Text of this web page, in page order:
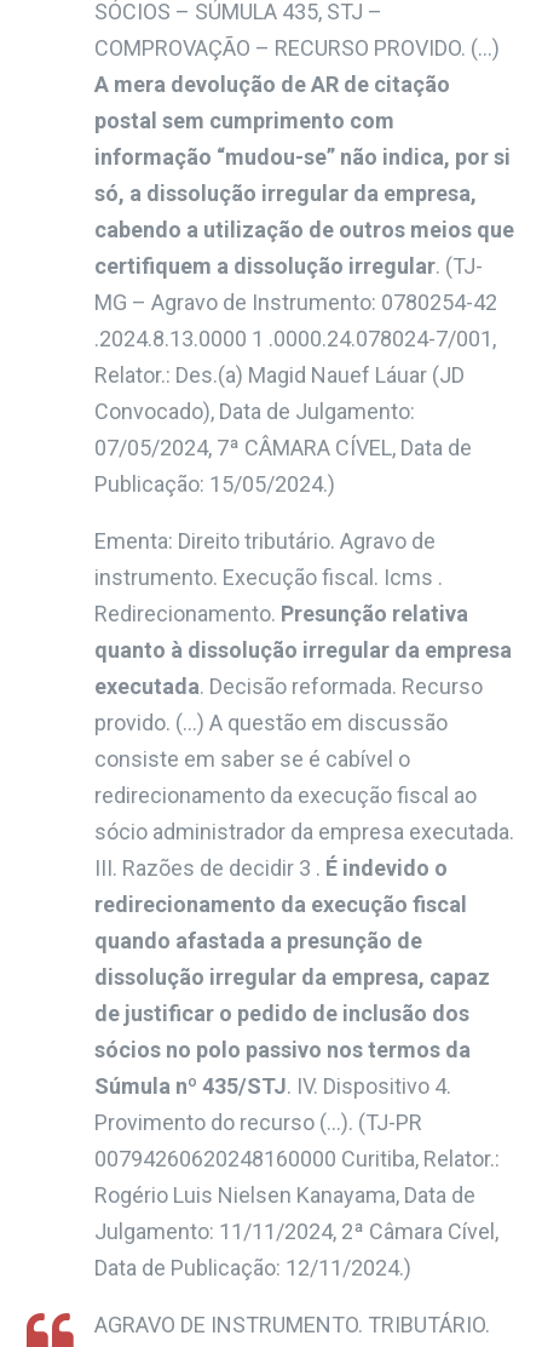
SÓCIOS – SÚMULA 435, STJ –
COMPROVAÇÃO – RECURSO PROVIDO. (…)
A mera devolução de AR de citação
postal sem cumprimento com
informação “mudou-se” não indica, por si
só, a dissolução irregular da empresa,
cabendo a utilização de outros meios que
certifiquem a dissolução irregular. (TJ-
MG – Agravo de Instrumento: 0780254-42
.2024.8.13.0000 1 .0000.24.078024-7/001,
Relator.: Des.(a) Magid Nauef Láuar (JD
Convocado), Data de Julgamento:
07/05/2024, 7ª CÂMARA CÍVEL, Data de
Publicação: 15/05/2024.)
Ementa: Direito tributário. Agravo de
instrumento. Execução fiscal. Icms .
Redirecionamento. Presunção relativa
quanto à dissolução irregular da empresa
executada. Decisão reformada. Recurso
provido. (…) A questão em discussão
consiste em saber se é cabível o
redirecionamento da execução fiscal ao
sócio administrador da empresa executada.
III. Razões de decidir 3 . É indevido o
redirecionamento da execução fiscal
quando afastada a presunção de
dissolução irregular da empresa, capaz
de justificar o pedido de inclusão dos
sócios no polo passivo nos termos da
Súmula nº 435/STJ. IV. Dispositivo 4.
Provimento do recurso (…). (TJ-PR
00794260620248160000 Curitiba, Relator.:
Rogério Luis Nielsen Kanayama, Data de
Julgamento: 11/11/2024, 2ª Câmara Cível,
Data de Publicação: 12/11/2024.)
AGRAVO DE INSTRUMENTO. TRIBUTÁRIO.